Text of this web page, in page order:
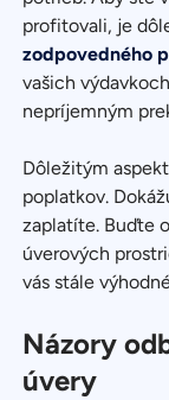
profitovali, je
zodpovedného
vašich
nepríjemným
Dôležitým
poplatkov.
zaplatíte. Buďte
úverových
vás stále
Názory
úvery